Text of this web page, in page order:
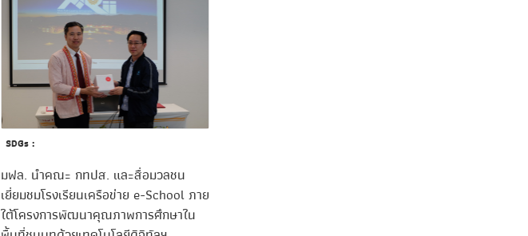
SDGs :
มฟล. นำคณะ กทปส. และสื่อมวลชน
เยี่ยมชมโรงเรียนเครือข่าย e-School ภาย
ใต้โครงการพัฒนาคุณภาพการศึกษาใน